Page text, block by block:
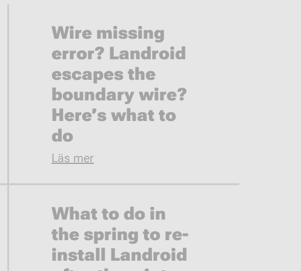
Wire missing
error? Landroid
escapes the
boundary wire?
Here’s what to
do
Läs mer
What to do in
the spring to re-
install Landroid